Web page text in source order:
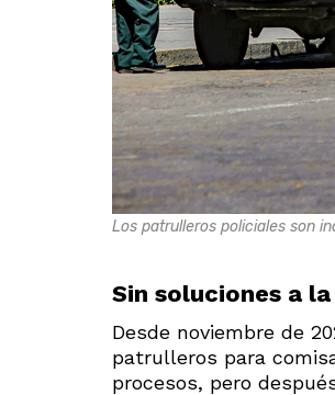
Los patrulleros policiales son
Sin soluciones a
Desde noviembre de
patrulleros para
procesos, pero